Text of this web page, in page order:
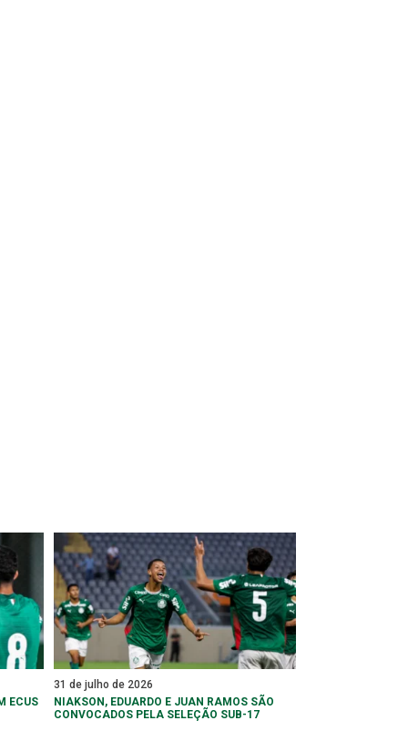
ECUS
31 de julho de 2026
NIAKSON, EDUARDO E JUAN RAMOS SÃO
CONVOCADOS PELA SELEÇÃO SUB-17